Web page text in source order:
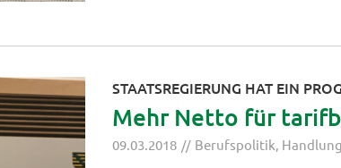
STAATSREGIERUNG HAT EIN
Mehr Netto für
09.03.2018 Berufspolitik